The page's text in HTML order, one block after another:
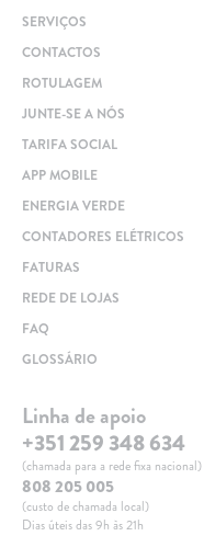
SERVIÇOS
CONTACTOS
ROTULAGEM
JUNTE-SE A NÓS
TARIFA SOCIAL
APP MOBILE
ENERGIA VERDE
CONTADORES ELÉTRICOS
FATURAS
REDE DE LOJAS
FAQ
GLOSSÁRIO
Linha de apoio
+351 259 348 634
(chamada para a rede fixa nacional)
808 205 005
(custo de chamada local)
Dias úteis das 9h às 21h